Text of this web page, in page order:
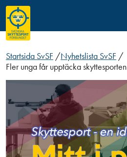
Startsida SvSF /Nyhetslista SvSF /
Fler unga får upptäcka skyttesporten